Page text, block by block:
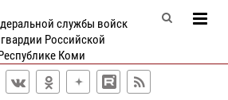
службы войск
Российской
Коми